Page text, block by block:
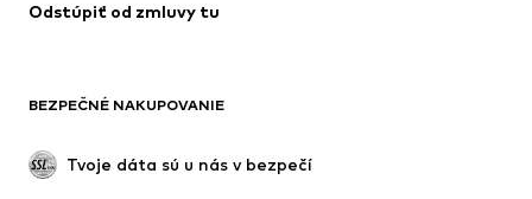
Plavky
Upcyklácia
Odstúpiť od zmluvy tu
BEZPEČNÉ NAKUPOVANIE
Tvoje dáta sú u nás v bezpečí